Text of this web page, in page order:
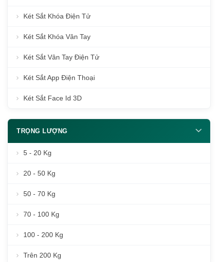
Két Sắt Khóa Điện Tử
Két Sắt Khóa Vân Tay
Két Sắt Vân Tay Điện Tử
Két Sắt App Điện Thoại
Két Sắt Face Id 3D
TRỌNG LƯỢNG
5 - 20 Kg
20 - 50 Kg
50 - 70 Kg
70 - 100 Kg
100 - 200 Kg
Trên 200 Kg